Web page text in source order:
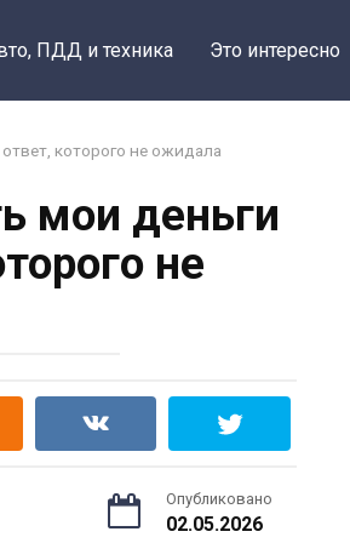
ПДД и техника Это интересно
которого не ожидала
мои деньги
не
Опубликовано
02.05.2026